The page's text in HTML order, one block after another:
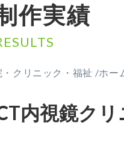
作実績
・クリニック・福祉 /ホー
内視鏡ク